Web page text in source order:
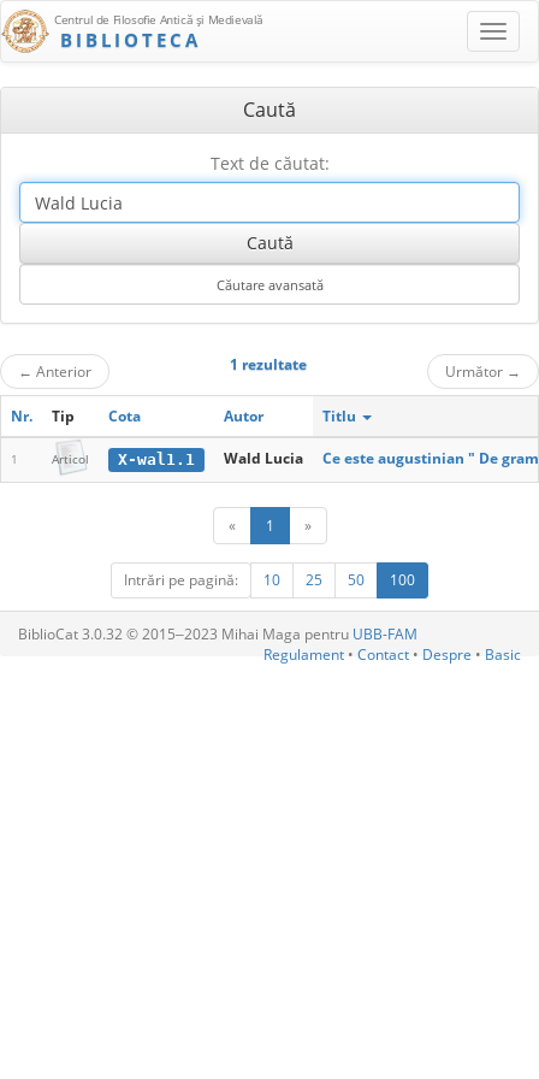
Centrul de Filosofie Antică şi Medievală
BIBLIOTECA
Caută
Text de căutat:
← Anterior 1 rezultate Următor →
Nr. Tip Cota Autor Titlu
1 Articol X-wal1.1 Wald Lucia Ce este augustinian " De
« 1 »
Intrări pe pagină: 10 25 50 100
BiblioCat 3.0.32 © 2015‒2023 Mihai Maga pentru UBB-FAM
Regulament • Contact • Despre • Basic